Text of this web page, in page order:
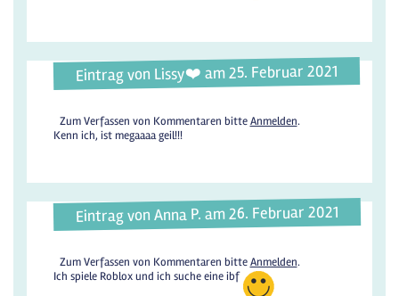
Eintrag von Lissy❤️ am 25. Februar 2021
Zum Verfassen von Kommentaren bitteAnmelden.
Kenn ich, ist megaaaa geil!!!
Eintrag von Anna P. am 26. Februar 2021
Zum Verfassen von Kommentaren bitteAnmelden.
Ich spiele Roblox und ich suche eine ibf